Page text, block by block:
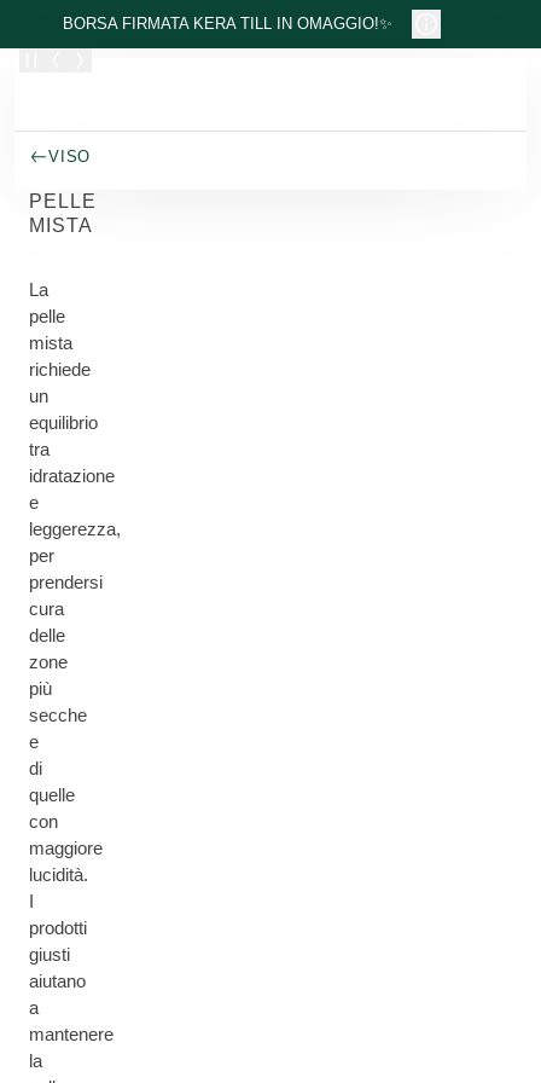
Passa al contenuto principale
BORSA FIRMATA KERA TILL IN OMAGGIO!✨
VISO
PELLE
MISTA
La
pelle
mista
richiede
un
equilibrio
tra
idratazione
e
leggerezza,
per
prendersi
cura
delle
zone
più
secche
e
di
quelle
con
maggiore
lucidità.
I
prodotti
giusti
aiutano
a
mantenere
la